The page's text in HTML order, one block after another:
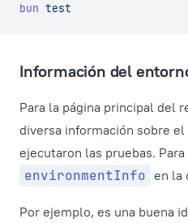
bun test
Información del
Para la página principal del
diversa información sobre
ejecutaron las pruebas.
environmentInfo en la
Por ejemplo, es una buena